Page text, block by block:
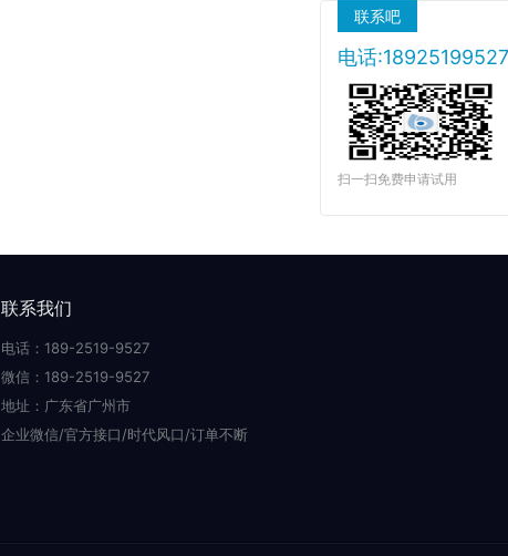
联系吧
电话:18925199527
扫一扫免费申请试用
联系我们
电话：189-2519-9527
微信：189-2519-9527
地址：广东省广州市
企业微信/官方接口/时代风口/订单不断